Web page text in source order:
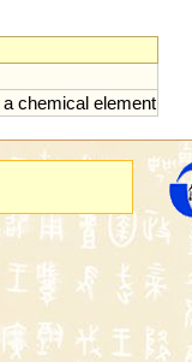
a chemical element